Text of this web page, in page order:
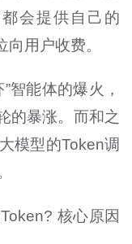
会提供自己的
用户收费。
智能体的爆火，
的暴涨。而和之
模型的Token调
核心原因